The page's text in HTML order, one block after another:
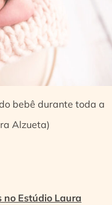
bebê durante toda a
Alzueta)
no Estúdio Laura